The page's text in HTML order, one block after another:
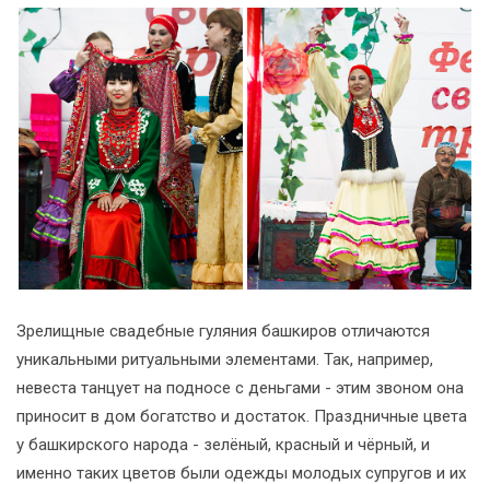
Зрелищные свадебные гуляния башкиров отличаются
уникальными ритуальными элементами. Так, например,
невеста танцует на подносе с деньгами - этим звоном она
приносит в дом богатство и достаток. Праздничные цвета
у башкирского народа - зелёный, красный и чёрный, и
именно таких цветов были одежды молодых супругов и их